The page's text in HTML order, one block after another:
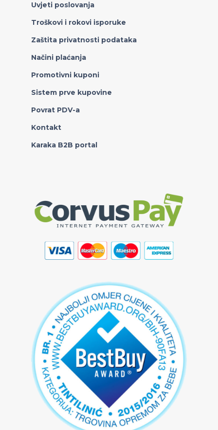
Uvjeti poslovanja
Troškovi i rokovi isporuke
Zaštita privatnosti podataka
Načini plaćanja
Promotivni kuponi
Sistem prve kupovine
Povrat PDV-a
Kontakt
Karaka B2B portal